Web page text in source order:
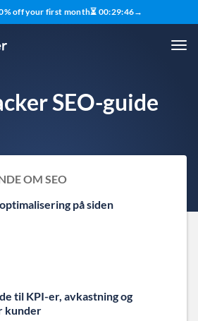
off your first month⏳ 00:29:45→
SEO-guide
OM SEO
på siden
til KPI-er, avkastning og
kunder